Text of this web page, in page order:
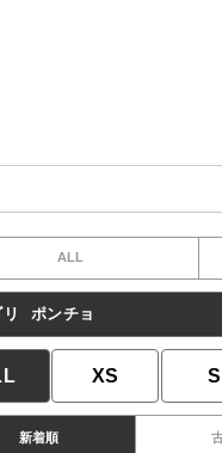
ALL
ポンチョ
XS S
新着順